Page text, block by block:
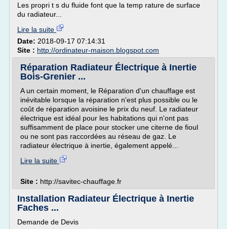
Les propri t s du fluide font que la temp rature de surface
du radiateur...
Lire la suite
Date: 2018-09-17 07:14:31
Site : http://ordinateur-maison.blogspot.com
Réparation Radiateur Électrique à Inertie
Bois-Grenier ...
A un certain moment, le Réparation d'un chauffage est
inévitable lorsque la réparation n'est plus possible ou le
coût de réparation avoisine le prix du neuf. Le radiateur
électrique est idéal pour les habitations qui n'ont pas
suffisamment de place pour stocker une citerne de fioul
ou ne sont pas raccordées au réseau de gaz. Le
radiateur électrique à inertie, également appelé...
Lire la suite
Site : http://savitec-chauffage.fr
Installation Radiateur Électrique à Inertie
Faches ...
Demande de Devis